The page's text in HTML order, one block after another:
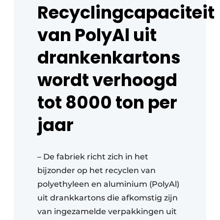
Recyclingcapaciteit
van PolyAl uit
drankenkartons
wordt verhoogd
tot 8000 ton per
jaar
– De fabriek richt zich in het
bijzonder op het recyclen van
polyethyleen en aluminium (PolyAl)
uit drankkartons die afkomstig zijn
van ingezamelde verpakkingen uit